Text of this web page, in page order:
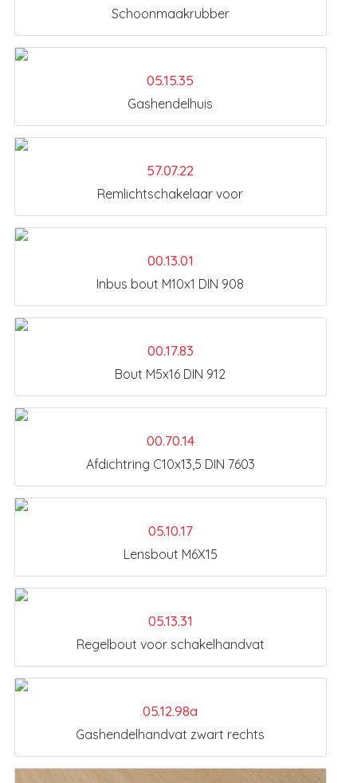
Schoonmaakrubber
05.15.35
Gashendelhuis
57.07.22
Remlichtschakelaar voor
00.13.01
Inbus bout M10x1 DIN 908
00.17.83
Bout M5x16 DIN 912
00.70.14
Afdichtring C10x13,5 DIN 7603
05.10.17
Lensbout M6X15
05.13.31
Regelbout voor schakelhandvat
05.12.98a
Gashendelhandvat zwart rechts